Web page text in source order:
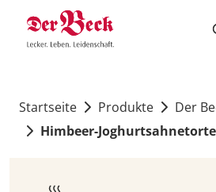
Startseite Produkte Der
Himbeer-Joghurtsahnetorte